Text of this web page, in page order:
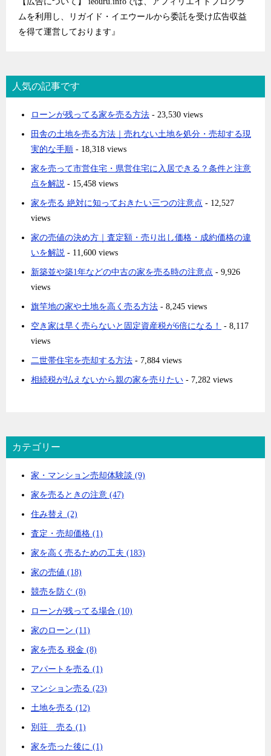
ムを利用し、リガイド・イエウールから委託を受け広告収益
を得て運営しております』
人気の記事です
ローンが残ってる家を売る方法 - 23,530 views
田舎の土地を売る方法｜売れない土地を処分・売却する現
実的な手順 - 18,318 views
家を売って市営住宅・県営住宅に入居できる？条件と注意
点を解説 - 15,458 views
家を売る 絶対に知っておきたい三つの注意点 - 12,527
views
家の売値の決め方｜査定額・売り出し価格・成約価格の違
いを解説 - 11,600 views
新築並や築1年などの中古の家を売る時の注意点 - 9,926
views
旗竿地の家や土地を高く売る方法 - 8,245 views
空き家は早く売らないと固定資産税が6倍になる！
- 8,117
views
二世帯住宅を売却する方法 - 7,884 views
相続税が払えないから親の家を売りたい - 7,282 views
カテゴリー
家・マンション売却体験談 (9)
家を売るときの注意 (47)
住み替え (2)
査定・売却価格 (1)
家を高く売るための工夫 (183)
家の売値 (18)
競売を防ぐ (8)
ローンが残ってる場合 (10)
家のローン (11)
家を売る 税金 (8)
アパートを売る (1)
マンション売る (23)
土地を売る (12)
別荘 売る (1)
家を売った後に (1)